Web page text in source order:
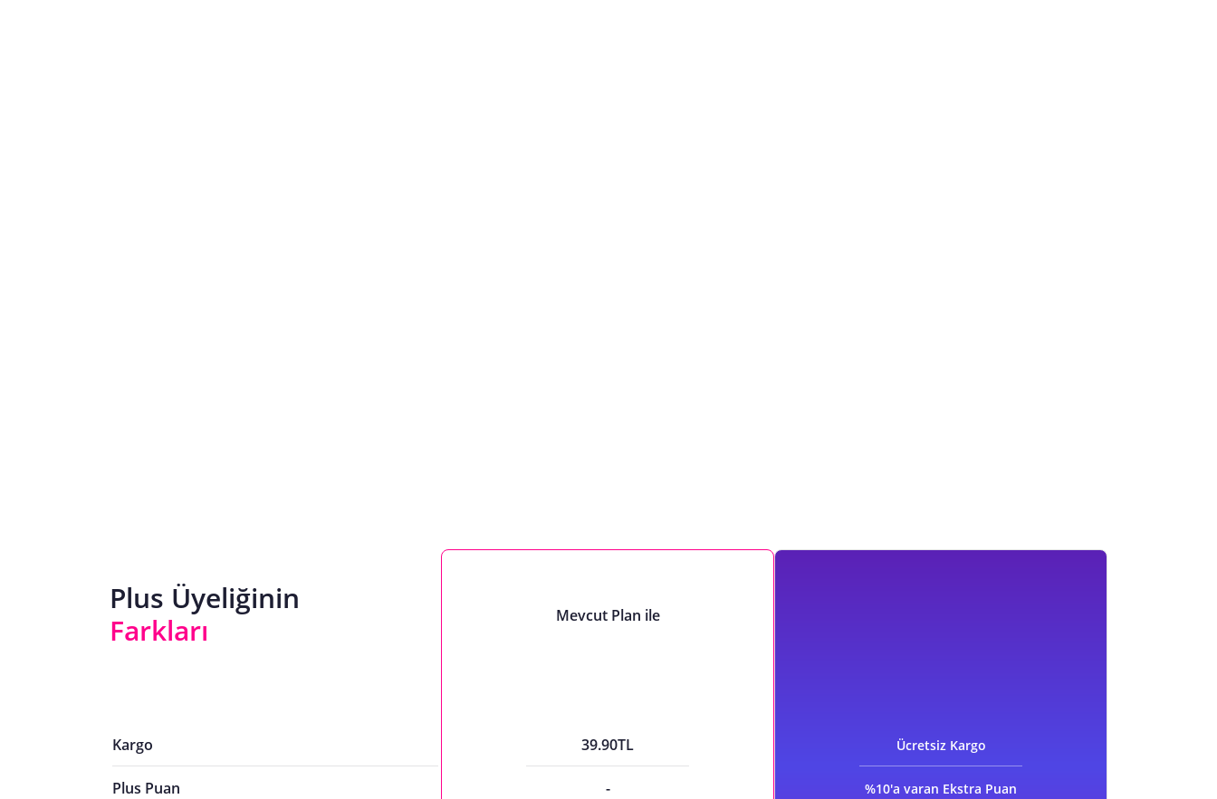
Plus Üyeliğinin
Farkları
Kargo
Plus Puan
Mevcut Plan ile
39.90TL
-
Ücretsiz Kargo
%10'a varan Ekstra Puan